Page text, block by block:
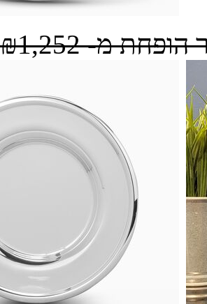
הופחת מ-₪1,252